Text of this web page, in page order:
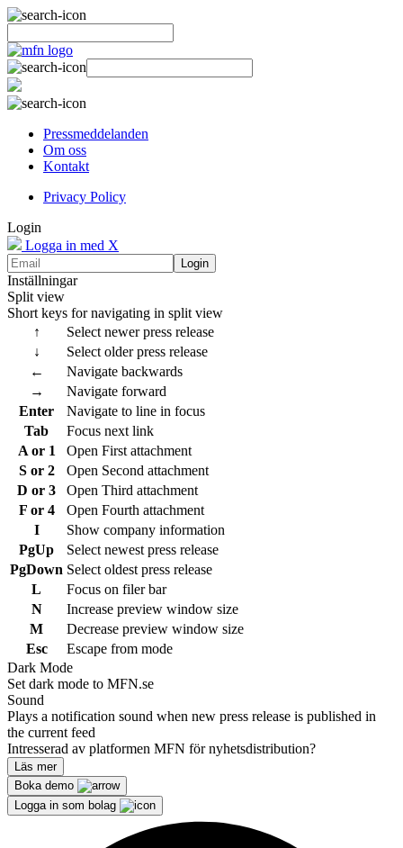
Pressmeddelanden
Om oss
Kontakt
Privacy Policy
Login
Logga in med X
Login
Inställningar
Split view
Short keys for navigating in split view
↑
Select newer press release
↓
Select older press release
←
Navigate backwards
→
Navigate forward
Enter
Navigate to line in focus
Tab
Focus next link
A or 1
Open First attachment
S or 2
Open Second attachment
D or 3
Open Third attachment
F or 4
Open Fourth attachment
I
Show company information
PgUp
Select newest press release
PgDown Select oldest press release
L
Focus on filer bar
N
Increase preview window size
M
Decrease preview window size
Esc
Escape from mode
Dark Mode
Set dark mode to MFN.se
Sound
Plays a notification sound when new press release is published in
the current feed
Intresserad av platformen MFN för nyhetsdistribution?
Läs mer
Boka demo
Logga in som bolag